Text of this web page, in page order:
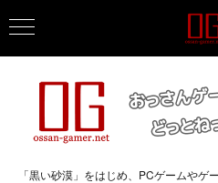
「黒い砂漠」をはじめ、PCゲームやゲ